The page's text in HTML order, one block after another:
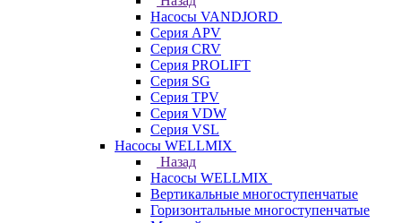
Насосы VANDJORD
Серия APV
Серия CRV
Серия PROLIFT
Серия SG
Серия TPV
Серия VDW
Серия VSL
Насосы WELLMIX
Назад
Насосы WELLMIX
Вертикальные многоступенчатые
Горизонтальные многоступенчатые